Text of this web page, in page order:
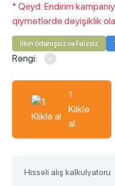
* Qeyd: Endirim
qiymətlərdə dəyişiklik
İlkin ödənişsiz və Faizsiz
Rəngi:
1
Kliklə
al
Hissəli alış kalkulyatoru